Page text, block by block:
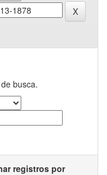
busca.
registros por